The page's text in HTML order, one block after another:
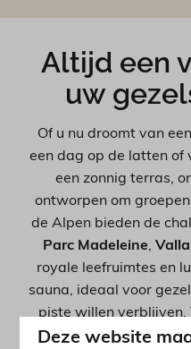
Altijd een
uw
Of u nu droomt van
een dag op de latten of
een zonnig terras,
ontworpen om
de Alpen bieden de
Parc Madeleine,
royale leefruimtes en
sauna, ideaal voor
piste willen verblijven.
privacy en ruimte,
Deze website